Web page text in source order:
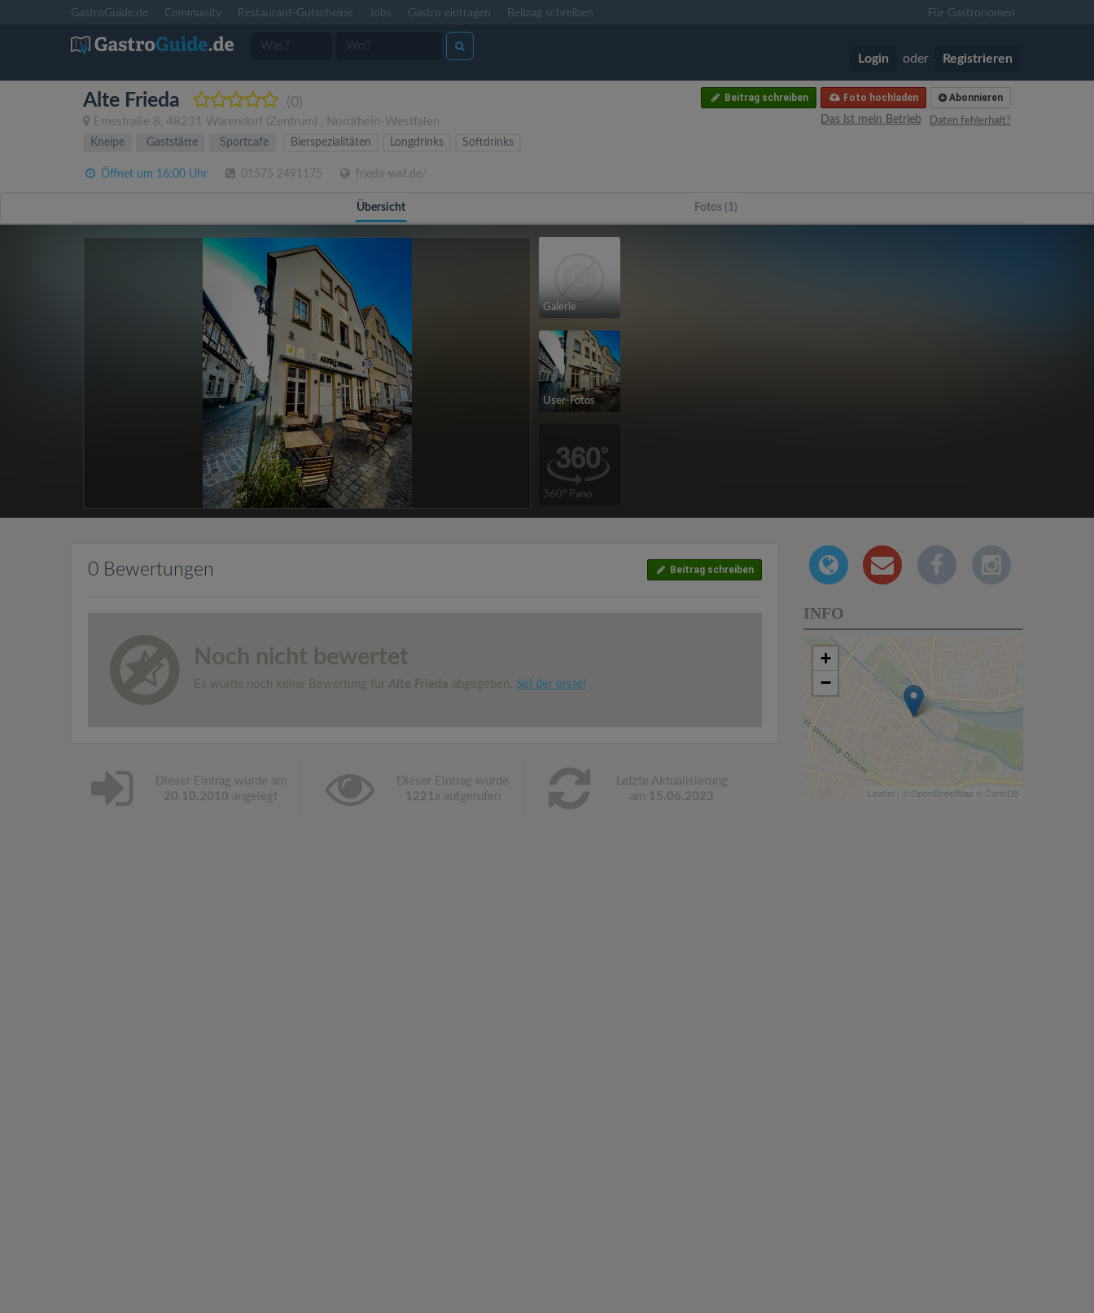
GastroGuide.de Community Restaurant-Gutscheine Jobs Gastro eintragen Beitrag schreiben Für Gastronomen
Login oder Registrieren
Alte Frieda (0)
Emsstraße 8, 48231 Warendorf (Zentrum) , Nordrhein-Westfalen
Abonnieren
Foto hochladen
Beitrag schreiben
Daten fehlerhaft?
Das ist mein Betrieb
Kneipe
Gaststätte Sportcafe Bierspezialitäten Longdrinks Softdrinks
Öffnet um 16:00 Uhr 01575 2491175 frieda-waf.de/
Übersicht Fotos (1)
Galerie
User-Fotos
360° Pano
0 Bewertungen Beitrag schreiben
Noch nicht bewertet
Es wurde noch keine Bewertung für Alte Frieda abgegeben. Sei der erste!
Dieser Eintrag wurde am
20.10.2010 angelegt
Dieser Eintrag wurde
1221 x aufgerufen
Letzte Aktualisierung
am 15.06.2023
INFO
+
−
Leaflet | © OpenStreetMap © CartoDB